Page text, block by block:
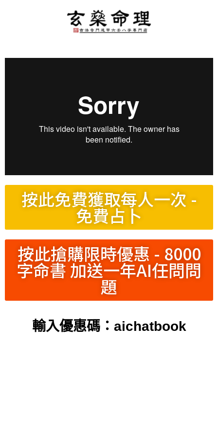
按此免費獲取每人一次 -
免費占卜
按此搶購限時優惠 - 8000
字命書 加送一年AI任問問
題
輸入優惠碼：aichatbook